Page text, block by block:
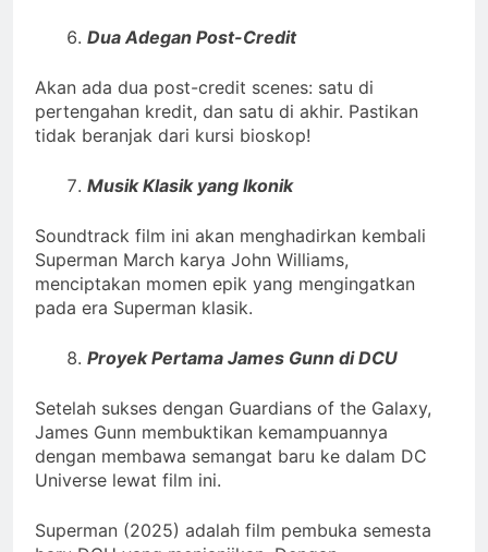
Dua Adegan Post-Credit
Akan ada dua post-credit scenes: satu di
pertengahan kredit, dan satu di akhir. Pastikan
tidak beranjak dari kursi bioskop!
Musik Klasik yang Ikonik
Soundtrack film ini akan menghadirkan kembali
Superman March karya John Williams,
menciptakan momen epik yang mengingatkan
pada era Superman klasik.
Proyek Pertama James Gunn di DCU
Setelah sukses dengan Guardians of the Galaxy,
James Gunn membuktikan kemampuannya
dengan membawa semangat baru ke dalam DC
Universe lewat film ini.
Superman (2025) adalah film pembuka semesta